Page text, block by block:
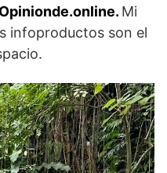
Opinionde.online. Mi
infoproductos son el